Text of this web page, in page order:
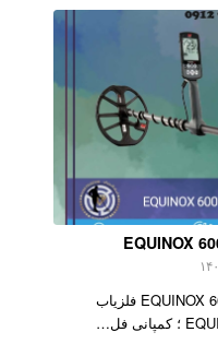
فلزیاب ماینلب EQUINOX 600 فلزیاب